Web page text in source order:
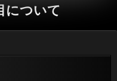
について